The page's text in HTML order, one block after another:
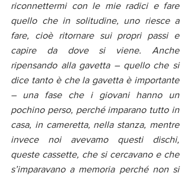
riconnettermi con le mie radici e fare
quello che in solitudine, uno riesce a
fare, cioè ritornare sui propri passi e
capire da dove si viene. Anche
ripensando alla gavetta – quello che si
dice tanto è che la gavetta è importante
– una fase che i giovani hanno un
pochino perso, perché imparano tutto in
casa, in cameretta, nella stanza, mentre
invece noi avevamo questi dischi,
queste cassette, che si cercavano e che
s’imparavano a memoria perché non si